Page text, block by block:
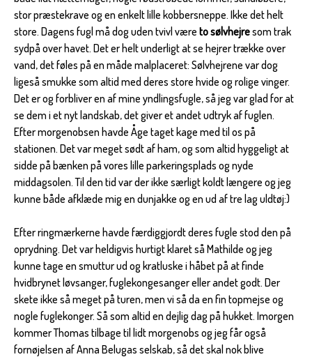
stor præstekrave og en enkelt lille kobbersneppe. Ikke det helt
store. Dagens fugl må dog uden tvivl være to sølvhejresom trak
sydpå over havet. Det er helt underligt at se hejrer trække over
vand, det føles på en måde malplaceret: Sølvhejrene var dog
ligeså smukke som altid med deres store hvide og rolige vinger.
Det er og forbliver en af mine yndlingsfugle, så jeg var glad for at
se dem i et nyt landskab, det giver et andet udtryk af fuglen.
Efter morgenobsen havde Åge taget kage med til os på
stationen. Det var meget sødt af ham, og som altid hyggeligt at
sidde på bænken på vores lille parkeringsplads og nyde
middagsolen. Til den tid var der ikke særligt koldt længere og jeg
kunne både afklæde mig en dunjakke og en ud af tre lag uldtøj:)
Efter ringmærkerne havde færdiggjordt deres fugle stod den på
oprydning. Det var heldigvis hurtigt klaret så Mathilde og jeg
kunne tage en smuttur ud og kratluske i håbet på at finde
hvidbrynet løvsanger, fuglekongesanger eller andet godt. Der
skete ikke så meget på turen, men vi så da en fin topmejse og
nogle fuglekonger. Så som altid en dejlig dag på hukket. Imorgen
kommer Thomas tilbage til lidt morgenobs og jeg får også
fornøjelsen af Anna Belugas selskab, så det skal nok blive